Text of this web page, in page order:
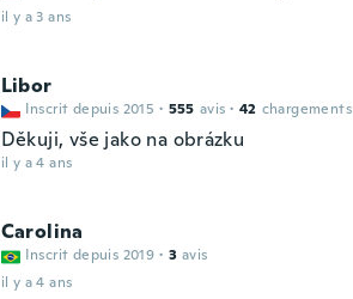
il y a 3 ans
Libor
Inscrit depuis 2015 · 555 avis · 42 chargements
Děkuji, vše jako na obrázku
il y a 4 ans
Carolina
Inscrit depuis 2019 · 3 avis
il y a 4 ans